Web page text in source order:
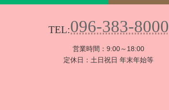
TEL:096-383-8000
営業時間：9:00～18:00
定休日：土日祝日 年末年始等